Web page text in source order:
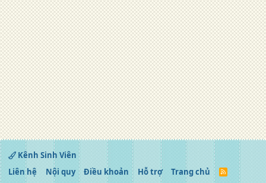
Kênh Sinh Viên
Liên hệ
Nội quy Điều khoản Hỗ trợ Trang chủ
R